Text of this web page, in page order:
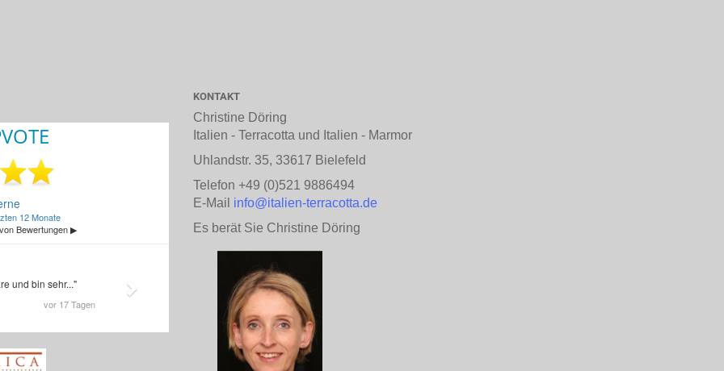
KONTAKT
Christine Döring
Italien - Terracotta und Italien - Marmor
Uhlandstr. 35, 33617 Bielefeld
Telefon +49 (0)521 9886494
E-Mail info@italien-terracotta.de
Es berät Sie Christine Döring